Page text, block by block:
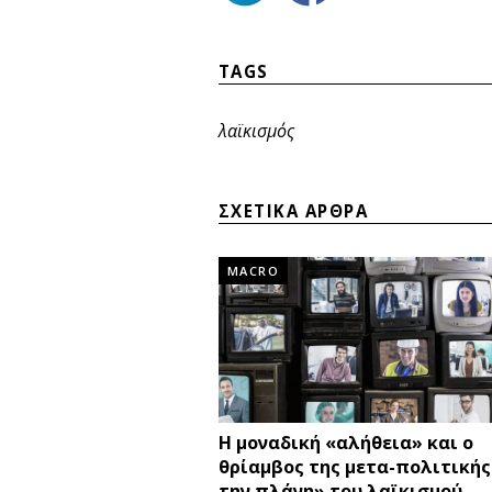
TAGS
λαϊκισμός
ΣΧΕΤΙΚΑ ΑΡΘΡΑ
MACRO
Η μοναδική «αλήθεια» και ο
θρίαμβος της μετα-